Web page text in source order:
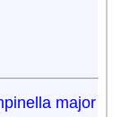
major